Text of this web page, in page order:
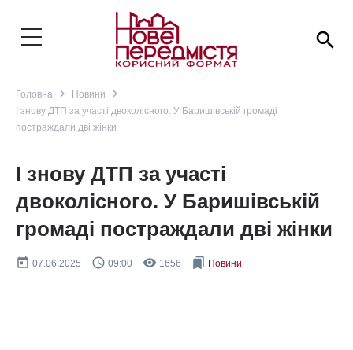
search
Головна navigate_next Новини navigate_next
І знову ДТП за участі двоколісного. У Баришівській громаді
постраждали дві жінки
І знову ДТП за участі
двоколісного. У Баришівській
громаді постраждали дві жінки
today 07.06.2025 query_builder 09:00 remove_red_eye 1656 bookmarks Новини